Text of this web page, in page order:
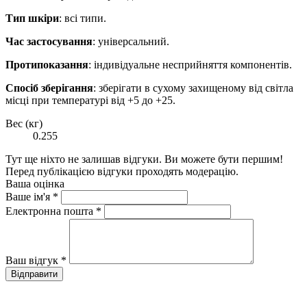
Тип шкіри: всі типи.
Час застосування: універсальний.
Протипоказання: індивідуальне несприйняття компонентів.
Спосіб зберігання: зберігати в сухому захищеному від світла
місці при температурі від +5 до +25.
Вес (кг)
0.255
Тут ще ніхто не залишав відгуки. Ви можете бути першим!
Перед публікацією відгуки проходять модерацію.
Ваша оцінка
Ваше ім'я *
Електронна пошта *
Ваш відгук *
Відправити